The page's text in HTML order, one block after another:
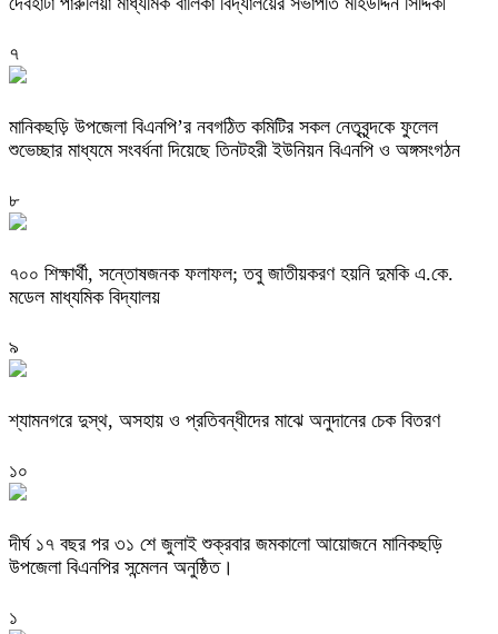
৭
মানিকছড়ি উপজেলা বিএনপি’র নবগঠিত কমিটির সকল নেতৃবৃন্দকে ফুলেল
শুভেচ্ছার মাধ্যমে সংবর্ধনা দিয়েছে তিনটহরী ইউনিয়ন বিএনপি ও অঙ্গসংগঠন
৮
৭০০ শিক্ষার্থী, সন্তোষজনক ফলাফল; তবু জাতীয়করণ হয়নি দুমকি এ.কে.
মডেল মাধ্যমিক বিদ্যালয় ‎
৯
শ্যামনগরে দুস্থ, অসহায় ও প্রতিবন্ধীদের মাঝে অনুদানের চেক বিতরণ
১০
দীর্ঘ ১৭ বছর পর ৩১ শে জুলাই শুক্রবার জমকালো আয়োজনে মানিকছড়ি
উপজেলা বিএনপির সন্মেলন অনুষ্ঠিত।
১